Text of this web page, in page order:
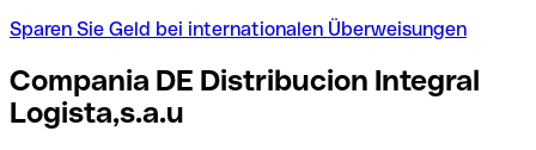
Sparen Sie Geld bei internationalen Überweisungen
Compania DE Distribucion Integral
Logista,s.a.u